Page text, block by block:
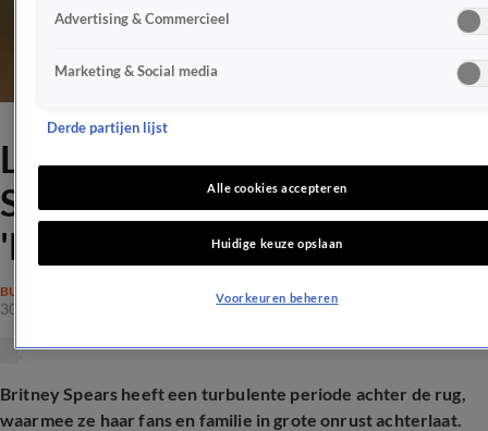
Lichtpuntje voor Britney
Spears na arrestatie:
'Hereniging'
BUITENLAND
30 mrt 2026, 15:51
Britney Spears heeft een turbulente periode achter de rug,
waarmee ze haar fans en familie in grote onrust achterlaat.
Advertising & Commercieel
Marketing & Social media
Derde partijen lijst
Alle cookies accepteren
Huidige keuze opslaan
Voorkeuren beheren